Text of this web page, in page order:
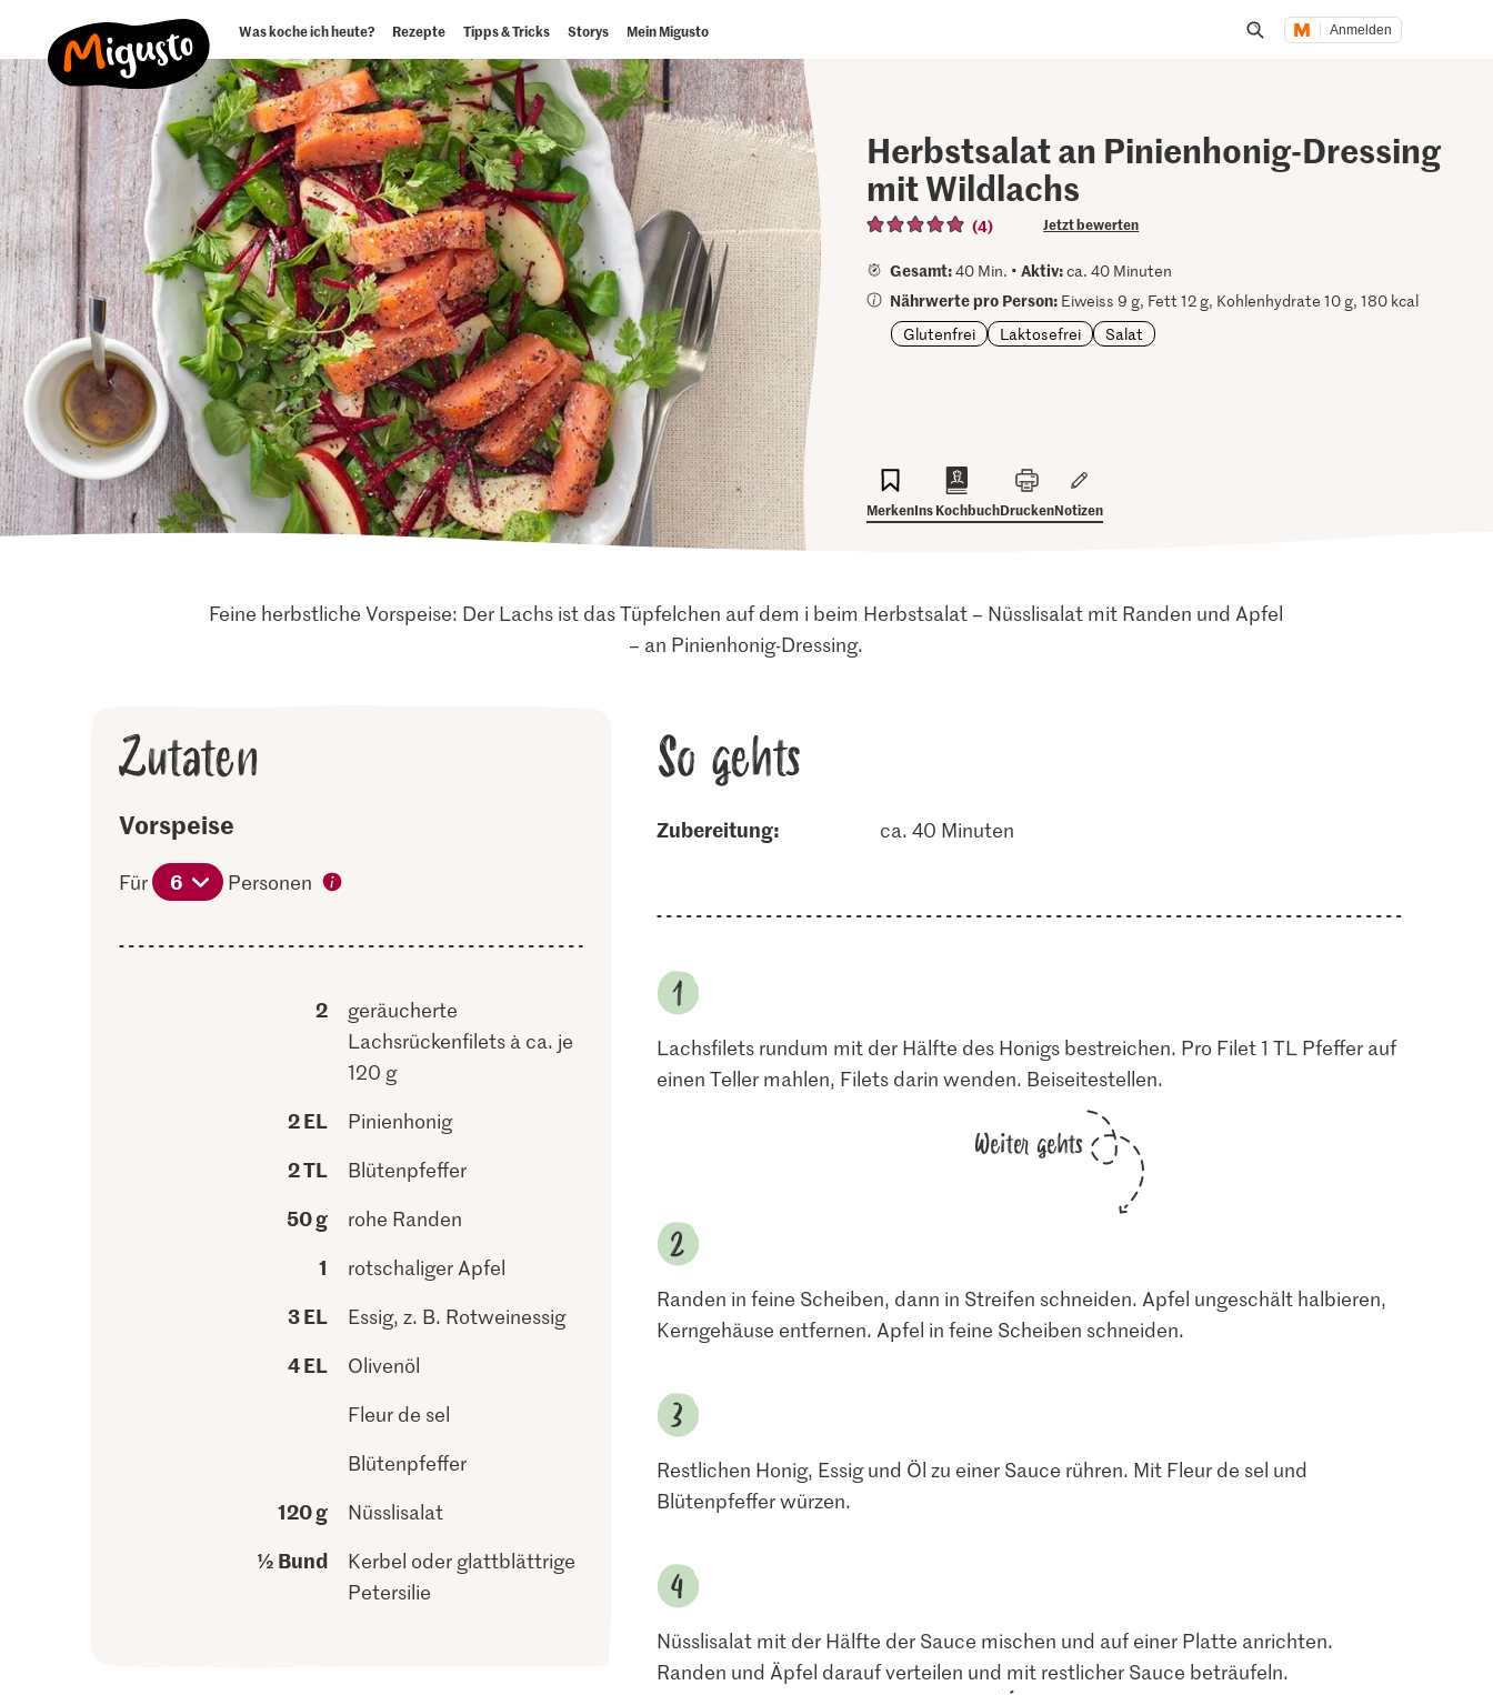
Was koche ich heute? Rezepte Tipps & Tricks Storys Mein Migusto Anmelden
Herbstsalat an Pinienhonig-Dressing
mit Wildlachs
(4) Jetzt bewerten
Gesamt:40 Min. •Aktiv:ca. 40 Minuten
Nährwerte pro Person: Eiweiss 9 g, Fett 12 g, Kohlenhydrate 10 g, 180 kcal
Glutenfrei
Laktosefrei Salat
MerkenIns KochbuchDruckenNotizen
Feine herbstliche Vorspeise: Der Lachs ist das Tüpfelchen auf dem i beim Herbstsalat – Nüsslisalat mit Randen und Apfel
– an Pinienhonig-Dressing.
Zutaten
Vorspeise
Für 6 Personen
2
geräucherte
Lachsrückenfilets à ca. je
120 g
2 EL Pinienhonig
2 TL Blütenpfeffer
50 g rohe Randen
1 rotschaliger Apfel
3 EL Essig, z. B. Rotweinessig
4 EL
Olivenöl
Fleur de sel
Blütenpfeffer
120 g Nüsslisalat
½ Bund
Kerbel oder glattblättrige
Petersilie
So gehts
Zubereitung: ca. 40 Minuten
Lachsfilets rundum mit der Hälfte des Honigs bestreichen. Pro Filet 1 TL Pfeffer auf
einen Teller mahlen, Filets darin wenden. Beiseitestellen.
Weiter gehts
Randen in feine Scheiben, dann in Streifen schneiden. Apfel ungeschält halbieren,
Kerngehäuse entfernen. Apfel in feine Scheiben schneiden.
Restlichen Honig, Essig und Öl zu einer Sauce rühren. Mit Fleur de sel und
Blütenpfeffer würzen.
Nüsslisalat mit der Hälfte der Sauce mischen und auf einer Platte anrichten.
Randen und Äpfel darauf verteilen und mit restlicher Sauce beträufeln.